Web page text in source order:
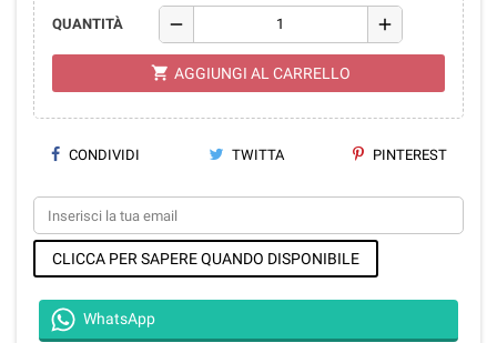
QUANTITÀ remove add
shopping_cart AGGIUNGI AL CARRELLO
CONDIVIDI TWITTA PINTEREST
CLICCA PER SAPERE QUANDO DISPONIBILE
WhatsApp